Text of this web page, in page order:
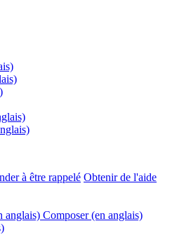
à être rappelé Obtenir de l'aide
anglais) Composer (en anglais)